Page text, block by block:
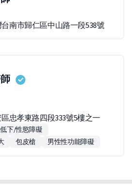
台南市歸仁區中山路一段538號
忠孝東路四段333號5樓之一
下/性慾障礙
包皮槍 男性性功能障礙